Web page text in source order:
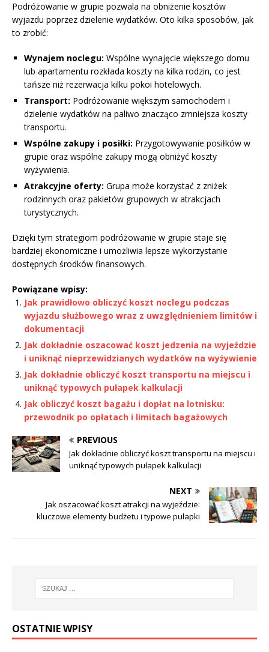
Podróżowanie w grupie pozwala na obniżenie kosztów
wyjazdu poprzez dzielenie wydatków. Oto kilka sposobów, jak
to zrobić:
Wynajem noclegu: Wspólne wynajęcie większego domu
lub apartamentu rozkłada koszty na kilka rodzin, co jest
tańsze niż rezerwacja kilku pokoi hotelowych.
Transport: Podróżowanie większym samochodem i
dzielenie wydatków na paliwo znacząco zmniejsza koszty
transportu.
Wspólne zakupy i posiłki: Przygotowywanie posiłków w
grupie oraz wspólne zakupy mogą obniżyć koszty
wyżywienia.
Atrakcyjne oferty: Grupa może korzystać z zniżek
rodzinnych oraz pakietów grupowych w atrakcjach
turystycznych.
Dzięki tym strategiom podróżowanie w grupie staje się
bardziej ekonomiczne i umożliwia lepsze wykorzystanie
dostępnych środków finansowych.
Powiązane wpisy:
Jak prawidłowo obliczyć koszt noclegu podczas
wyjazdu służbowego wraz z uwzględnieniem limitów i
dokumentacji
Jak dokładnie oszacować koszt jedzenia na wyjeździe
i uniknąć nieprzewidzianych wydatków na wyżywienie
Jak dokładnie obliczyć koszt transportu na miejscu i
uniknąć typowych pułapek kalkulacji
Jak obliczyć koszt bagażu i dopłat na lotnisku:
przewodnik po opłatach i limitach bagażowych
PREVIOUS
Jak dokładnie obliczyć koszt transportu na miejscu i
uniknąć typowych pułapek kalkulacji
NEXT
Jak oszacować koszt atrakcji na wyjeździe:
kluczowe elementy budżetu i typowe pułapki
OSTATNIE WPISY